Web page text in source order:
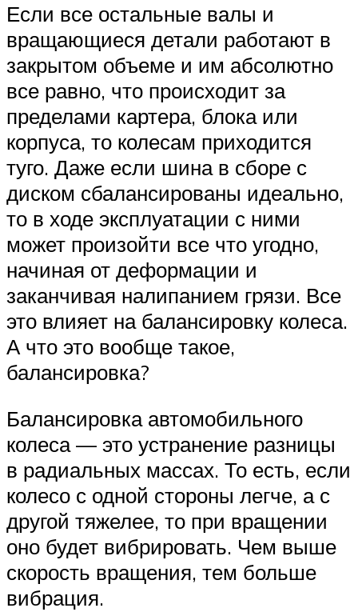
Если все остальные валы и
вращающиеся детали работают в
закрытом объеме и им абсолютно
все равно, что происходит за
пределами картера, блока или
корпуса, то колесам приходится
туго. Даже если шина в сборе с
диском сбалансированы идеально,
то в ходе эксплуатации с ними
может произойти все что угодно,
начиная от деформации и
заканчивая налипанием грязи. Все
это влияет на балансировку колеса.
А что это вообще такое,
балансировка?
Балансировка автомобильного
колеса — это устранение разницы
в радиальных массах. То есть, если
колесо с одной стороны легче, а с
другой тяжелее, то при вращении
оно будет вибрировать. Чем выше
скорость вращения, тем больше
вибрация.